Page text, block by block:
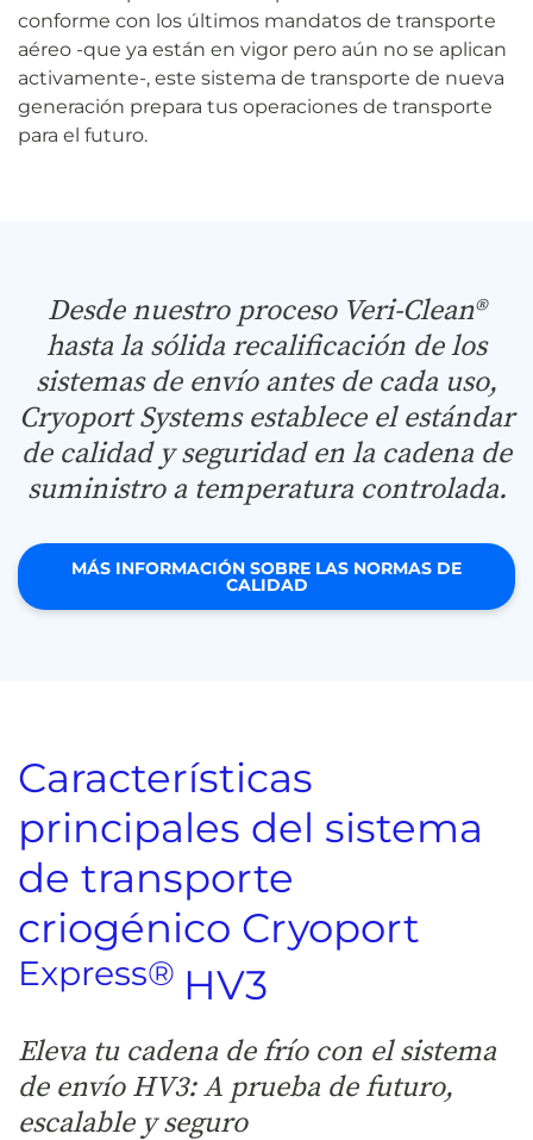
conforme con los últimos mandatos de transporte
aéreo -que ya están en vigor pero aún no se aplican
activamente-, este sistema de transporte de nueva
generación prepara tus operaciones de transporte
para el futuro.
Desde nuestro proceso Veri-Clean®
hasta la sólida recalificación de los
sistemas de envío antes de cada uso,
Cryoport Systems establece el estándar
de calidad y seguridad en la cadena de
suministro a temperatura controlada.
MÁS INFORMACIÓN SOBRE LAS NORMAS DE
CALIDAD
Características
principales del sistema
de transporte
criogénico Cryoport
Express® HV3
Eleva tu cadena de frío con el sistema
de envío HV3: A prueba de futuro,
escalable y seguro